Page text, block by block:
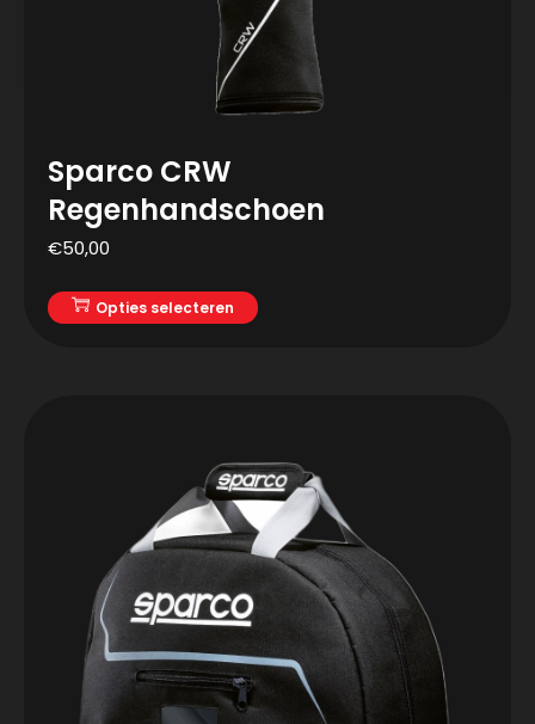
Sparco CRW
Regenhandschoen
€50,00
Opties selecteren